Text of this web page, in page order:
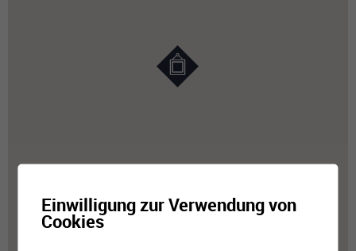
Einwilligung zur Verwendung von
Cookies